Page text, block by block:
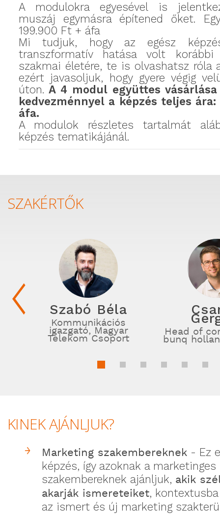
A modulokra egyesével is
muszáj egymásra építened őket.
199.900 Ft + áfa
Mi tudjuk, hogy az egész
transzformatív hatása volt korábbi
szakmai életére, te is olvashatsz róla
ezért javasoljuk, hogy gyere végig
úton.A 4 modul együttes vásárlása
kedvezménnyel a képzés teljes
áfa.
A modulok részletes tartalmát
képzés tematikájánál.
SZAKÉRTŐK
Szabó Béla
Kommunikációs
igazgató, Magyar
Telekom Csoport
Head of
bunq
KINEK AJÁNLJUK?
Marketing szakembereknek - Ez
képzés, így azoknak a marketinges
szakembereknek ajánljuk, akik
akarják ismereteiket,
az ismert és új marketing